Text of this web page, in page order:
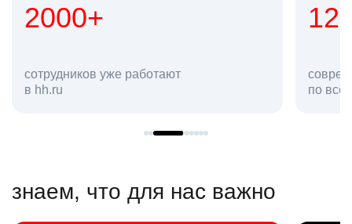
2000+
сотрудников уже работают
в hh.ru
12
по
знаем, что для нас важно